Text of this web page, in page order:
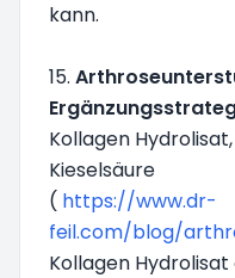
kann.
15.
Kollagen
Kieselsäure
( https://www.dr-
feil.com/blog/
Kollagen